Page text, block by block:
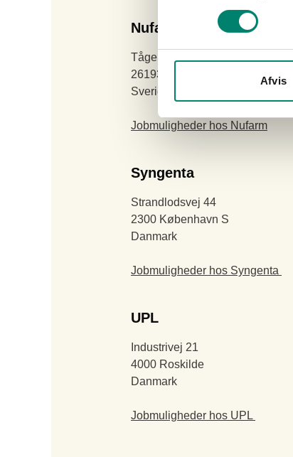
Afvis
Nufarm
Tågerupsvägen 100
26193 Saxtorp
Sverige
Jobmuligheder hos Nufarm
Syngenta
Strandlodsvej 44
2300 København S
Danmark
Jobmuligheder hos Syngenta
UPL
Industrivej 21
4000 Roskilde
Danmark
Jobmuligheder hos UPL